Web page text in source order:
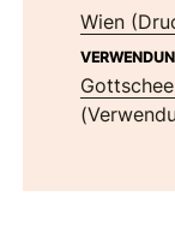
Wien